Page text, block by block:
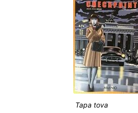
Tapa tova